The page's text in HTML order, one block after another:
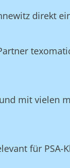
direkt
mit vielen
für PSA-